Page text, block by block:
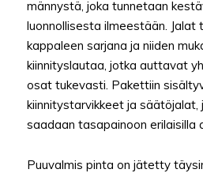
männystä, joka tunnetaan
luonnollisesta ilmeestään. Jalat
kappaleen sarjana ja niiden
kiinnityslautaa, jotka auttavat
osat tukevasti. Pakettiin
kiinnitystarvikkeet ja säätöjalat,
saadaan tasapainoon erilaisilla
Puuvalmis pinta on jätetty